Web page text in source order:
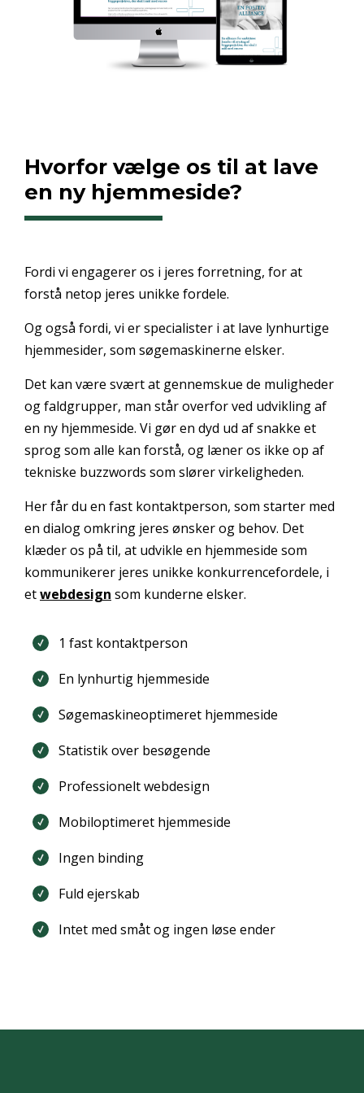
Hvorfor vælge os til at lave
en ny hjemmeside?
Fordi vi engagerer os i jeres forretning, for at
forstå netop jeres unikke fordele.
Og også fordi, vi er specialister i at lave lynhurtige
hjemmesider, som søgemaskinerne elsker.
Det kan være svært at gennemskue de muligheder
og faldgrupper, man står overfor ved udvikling af
en ny hjemmeside. Vi gør en dyd ud af snakke et
sprog som alle kan forstå, og læner os ikke op af
tekniske buzzwords som slører virkeligheden.
Her får du en fast kontaktperson, som starter med
en dialog omkring jeres ønsker og behov. Det
klæder os på til, at udvikle en hjemmeside som
kommunikerer jeres unikke konkurrencefordele, i
etwebdesign som kunderne elsker.
1 fast kontaktperson
En lynhurtig hjemmeside
Søgemaskineoptimeret hjemmeside
Statistik over besøgende
Professionelt webdesign
Mobiloptimeret hjemmeside
Ingen binding
Fuld ejerskab
Intet med småt og ingen løse ender